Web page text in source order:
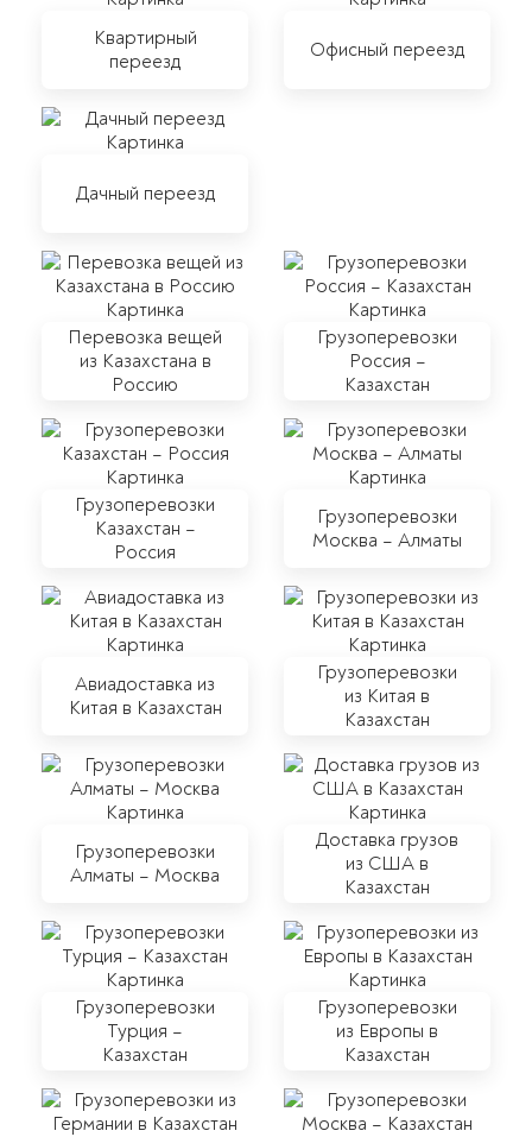
Квартирный
переезд
Офисный переезд
Дачный переезд
Перевозка вещей
из Казахстана в
Россию
Грузоперевозки
Россия –
Казахстан
Грузоперевозки
Казахстан –
Россия
Грузоперевозки
Москва – Алматы
Авиадоставка из
Китая в Казахстан
Грузоперевозки
из Китая в
Казахстан
Грузоперевозки
Алматы – Москва
Доставка грузов
из США в
Казахстан
Грузоперевозки
Турция –
Казахстан
Грузоперевозки
из Европы в
Казахстан